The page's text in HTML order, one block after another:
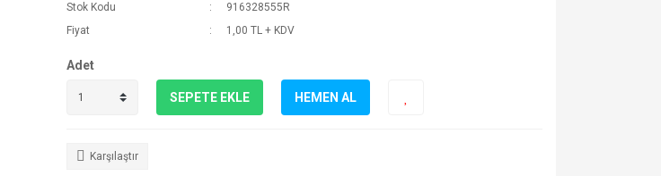
Stok Kodu
916328555R
Fiyat
1,00 TL + KDV
Adet
SEPETE EKLE HEMEN AL
Karşılaştır